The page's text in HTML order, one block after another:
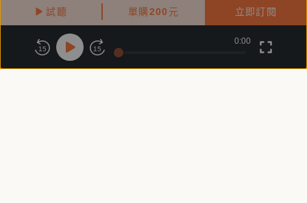
試聽 單購200 元 立即訂閱
關於鏡好聽
商務合作 付費條款 會員條款
15 15
0:00